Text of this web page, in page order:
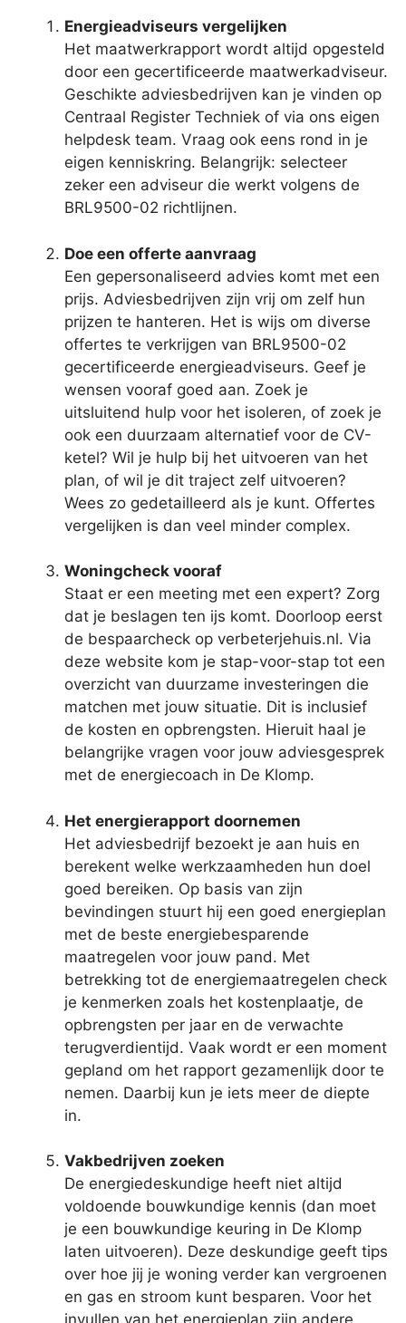
Energieadviseurs vergelijken
Het maatwerkrapport wordt altijd opgesteld
door een gecertificeerde maatwerkadviseur.
Geschikte adviesbedrijven kan je vinden op
Centraal Register Techniek of via ons eigen
helpdesk team. Vraag ook eens rond in je
eigen kenniskring. Belangrijk: selecteer
zeker een adviseur die werkt volgens de
BRL9500-02 richtlijnen.
Doe een offerte aanvraag
Een gepersonaliseerd advies komt met een
prijs. Adviesbedrijven zijn vrij om zelf hun
prijzen te hanteren. Het is wijs om diverse
offertes te verkrijgen van BRL9500-02
gecertificeerde energieadviseurs. Geef je
wensen vooraf goed aan. Zoek je
uitsluitend hulp voor het isoleren, of zoek je
ook een duurzaam alternatief voor de CV-
ketel? Wil je hulp bij het uitvoeren van het
plan, of wil je dit traject zelf uitvoeren?
Wees zo gedetailleerd als je kunt. Offertes
vergelijken is dan veel minder complex.
Woningcheck vooraf
Staat er een meeting met een expert? Zorg
dat je beslagen ten ijs komt. Doorloop eerst
de bespaarcheck op verbeterjehuis.nl. Via
deze website kom je stap-voor-stap tot een
overzicht van duurzame investeringen die
matchen met jouw situatie. Dit is inclusief
de kosten en opbrengsten. Hieruit haal je
belangrijke vragen voor jouw adviesgesprek
met de energiecoach in De Klomp.
Het energierapport doornemen
Het adviesbedrijf bezoekt je aan huis en
berekent welke werkzaamheden hun doel
goed bereiken. Op basis van zijn
bevindingen stuurt hij een goed energieplan
met de beste energiebesparende
maatregelen voor jouw pand. Met
betrekking tot de energiemaatregelen check
je kenmerken zoals het kostenplaatje, de
opbrengsten per jaar en de verwachte
terugverdientijd. Vaak wordt er een moment
gepland om het rapport gezamenlijk door te
nemen. Daarbij kun je iets meer de diepte
in.
Vakbedrijven zoeken
De energiedeskundige heeft niet altijd
voldoende bouwkundige kennis (dan moet
je een bouwkundige keuring in De Klomp
laten uitvoeren). Deze deskundige geeft tips
over hoe jij je woning verder kan vergroenen
en gas en stroom kunt besparen. Voor het